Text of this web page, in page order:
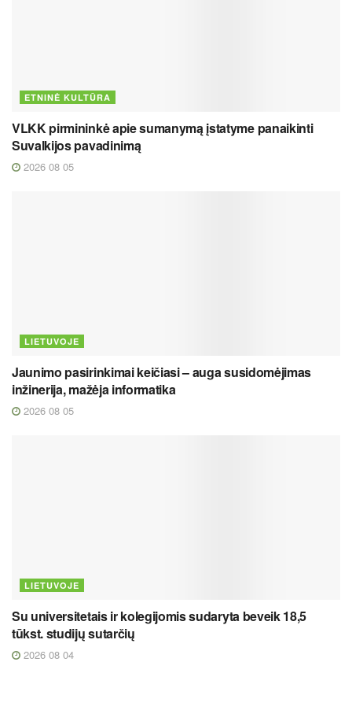
ETNINĖ KULTŪRA
VLKK pirmininkė apie sumanymą įstatyme panaikinti
Suvalkijos pavadinimą
2026 08 05
LIETUVOJE
Jaunimo pasirinkimai keičiasi – auga susidomėjimas
inžinerija, mažėja informatika
2026 08 05
LIETUVOJE
Su universitetais ir kolegijomis sudaryta beveik 18,5
tūkst. studijų sutarčių
2026 08 04